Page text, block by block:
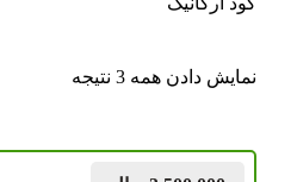
نمایش دادن همه 3 نتیجه